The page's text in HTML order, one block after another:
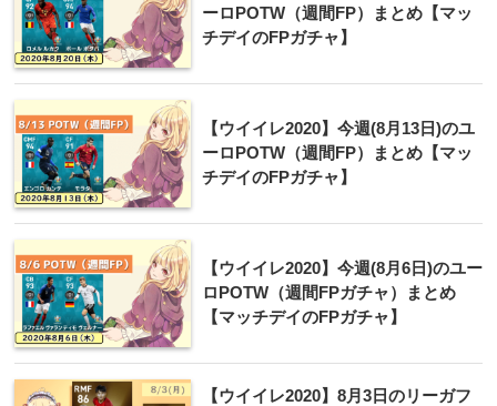
ーロPOTW（週間FP）まとめ【マッ
チデイのFPガチャ】
【ウイイレ2020】今週(8月13日)のユ
ーロPOTW（週間FP）まとめ【マッ
チデイのFPガチャ】
【ウイイレ2020】今週(8月6日)のユー
ロPOTW（週間FPガチャ）まとめ
【マッチデイのFPガチャ】
【ウイイレ2020】8月3日のリーガフ